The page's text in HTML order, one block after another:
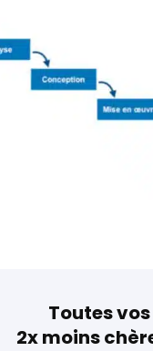
Toutes
2x moins